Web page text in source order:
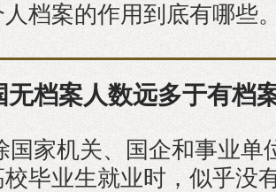
人档案的作用到底有哪些
无档案人数远多于有档
国家机关、国企和事业单
毕业生就业时，似乎没